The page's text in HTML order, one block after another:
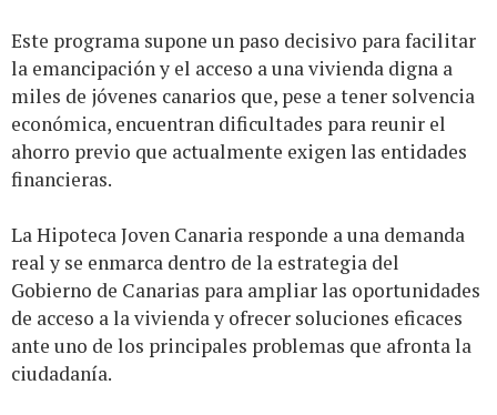
Este programa supone un paso decisivo para facilitar
la emancipación y el acceso a una vivienda digna a
miles de jóvenes canarios que, pese a tener solvencia
económica, encuentran dificultades para reunir el
ahorro previo que actualmente exigen las entidades
financieras.
La Hipoteca Joven Canaria responde a una demanda
real y se enmarca dentro de la estrategia del
Gobierno de Canarias para ampliar las oportunidades
de acceso a la vivienda y ofrecer soluciones eficaces
ante uno de los principales problemas que afronta la
ciudadanía.